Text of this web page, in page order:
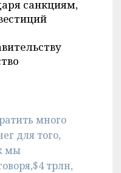
санкциям,
много
для того,
мы
трлн,